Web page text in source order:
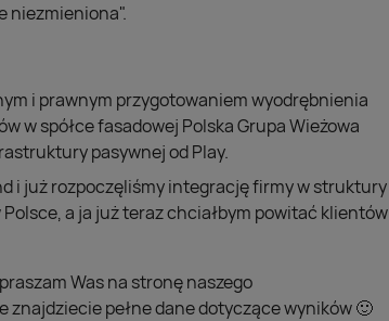
niezmieniona".
i prawnym przygotowaniem wyodrębnienia
w spółce fasadowej Polska Grupa Wieżowa
pasywnej od Play.
i już rozpoczęliśmy integrację firmy w struktury
a ja już teraz chciałbym powitać klientów
Was na stronę naszego
znajdziecie pełne dane dotyczące wyników 🙂